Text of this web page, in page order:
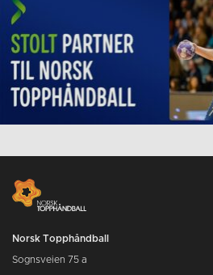
Norsk Topphåndball
Sognsveien 75 a